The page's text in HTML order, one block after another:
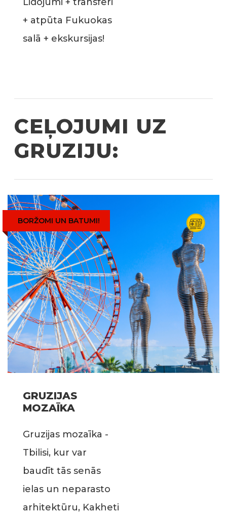
+ atpūta Fukuokas
salā + ekskursijas!
CEĻOJUMI UZ
GRUZIJU:
BORŽOMI UN BATUMI!
GRUZIJAS
MOZAĪKA
Gruzijas mozaīka -
Tbilisi, kur var
baudīt tās senās
ielas un neparasto
arhitektūru, Kakheti